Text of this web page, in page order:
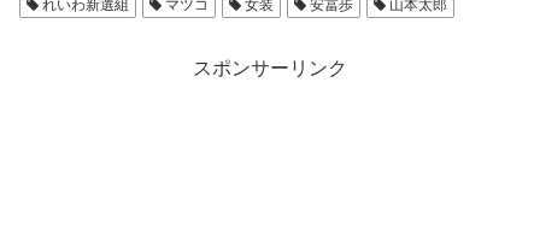
スポンサーリンク